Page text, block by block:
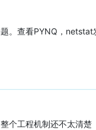
。查看PYNQ，netstat
个工程机制还不太清